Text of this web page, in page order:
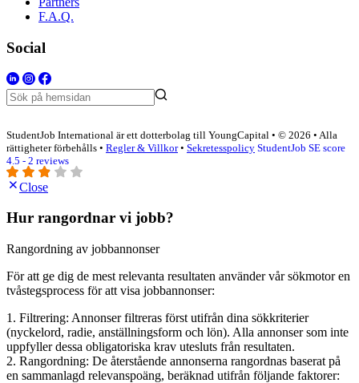
F.A.Q.
Social
StudentJob International är ett dotterbolag till YoungCapital • © 2026 • Alla
rättigheter förbehålls • Regler & Villkor• Sekretesspolicy StudentJob SE score
4.5 - 2 reviews
Close
Hur rangordnar vi jobb?
Rangordning av jobbannonser
För att ge dig de mest relevanta resultaten använder vår sökmotor en
tvåstegsprocess för att visa jobbannonser:
1. Filtrering: Annonser filtreras först utifrån dina sökkriterier
(nyckelord, radie, anställningsform och lön). Alla annonser som inte
uppfyller dessa obligatoriska krav utesluts från resultaten.
2. Rangordning: De återstående annonserna rangordnas baserat på
en sammanlagd relevanspoäng, beräknad utifrån följande faktorer: